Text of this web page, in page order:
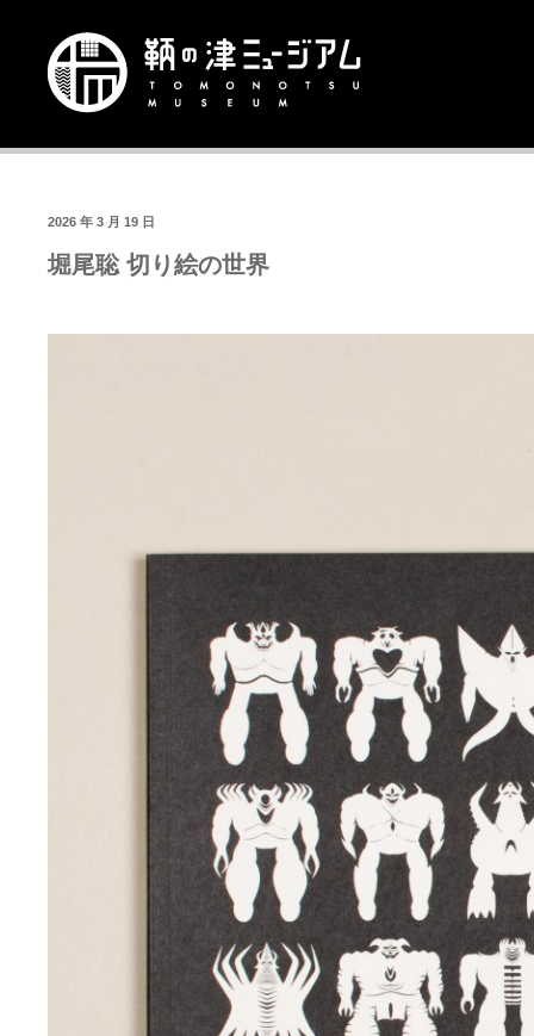
2026 年 3 月 19 日
堀尾聡 切り絵の世界